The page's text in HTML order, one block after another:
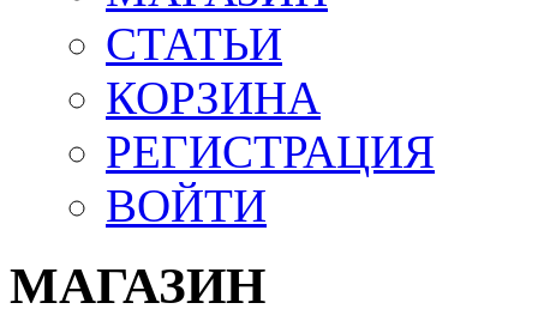
СТАТЬИ
КОРЗИНА
РЕГИСТРАЦИЯ
ВОЙТИ
МАГАЗИН